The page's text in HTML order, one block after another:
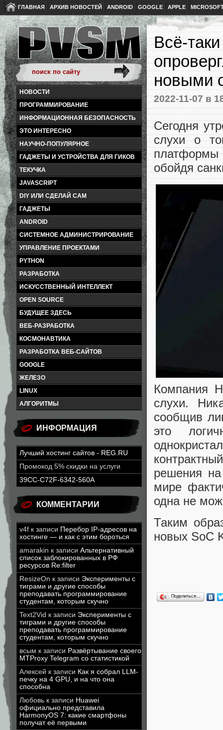
ГЛАВНАЯ АРХИВ НОВОСТЕЙ ANDROID GOOGLE APPLE
НОВОСТИ
ПРОГРАММИРОВАНИЕ
ИНФОРМАЦИОННАЯ БЕЗОПАСНОСТЬ
ЭТО ИНТЕРЕСНО
НАУЧНО-ПОПУЛЯРНОЕ
ГАДЖЕТЫ И УСТРОЙСТВА ДЛЯ ГИКОВ
ТЕКУЧКА
JAVASCRIPT
DIY ИЛИ СДЕЛАЙ САМ
ГАДЖЕТЫ
ANDROID
СИСТЕМНОЕ АДМИНИСТРИРОВАНИЕ
УПРАВЛЕНИЕ ПРОЕКТАМИ
PYTHON
РАЗРАБОТКА
ИСКУССТВЕННЫЙ ИНТЕЛЛЕКТ
OPEN SOURCE
БУДУЩЕЕ ЗДЕСЬ
ВЕБ-РАЗРАБОТКА
КОСМОНАВТИКА
РАЗРАБОТКА ВЕБ-САЙТОВ
GOOGLE
ЖЕЛЕЗО
LINUX
АЛГОРИТМЫ
ИНФОРМАЦИЯ
Лучший хостинг сайтов - REG.RU
Промокод 5% скидки на услуги
39CC-C72F-6342-560A
КОММЕНТАРИИ
v4f к записи Перебор IP-адресов на
хостинге — и как с этим бороться
amarakin к записи Альтернативный
список заблокированных в РФ
ресурсов Re:filter
ResizeOn к записи Эксперименты с
тиграми и другие способы
преподавать программирование
студентам, которым скучно
Text2Vid к записи Эксперименты с
тиграми и другие способы
преподавать программирование
студентам, которым скучно
всым к записи Развёртывание своего
MTProxy Telegram со статистикой
Алексей к записи Как я собрал LLM-
печку на 4 GPU, и на что она
способна
Любовь к записи Huawei
официально представила
HarmonyOS 7: какие смартфоны
получат её первыми
Всё-
новыми
2022-11-07 в
Сегодня
слухи о
платформы
обойдя
Компания
слухи.
сообщив
это
решения
мире
одна не
Таким
новых SoC
Поделиться…